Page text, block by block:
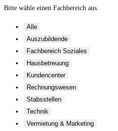
Bitte wähle einen Fachbereich aus.
Alle
Auszubildende
Fachbereich Soziales
Hausbetreuung
Kundencenter
Rechnungswesen
Stabsstellen
Technik
Vermietung & Marketing